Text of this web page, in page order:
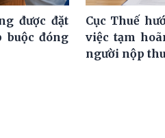
được đặt
buộc đóng
Cục Thuế
việc tạm
người nộp